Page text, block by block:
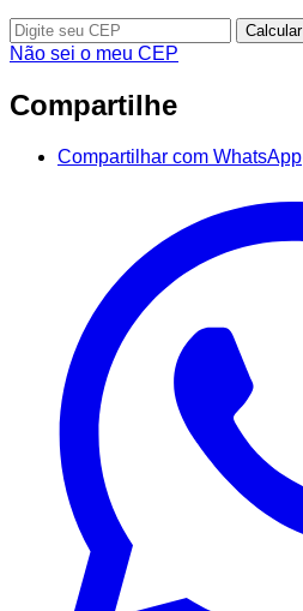
Calcular
Não sei o meu CEP
Compartilhe
Compartilhar com WhatsApp